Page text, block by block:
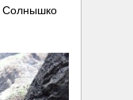
Солнышко